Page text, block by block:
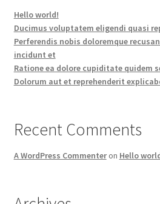
Hello world!
Ducimus voluptatem eligendi quasi
Perferendis nobis doloremque
incidunt et
Ratione ea dolore cupiditate quidem
Dolorum aut et reprehenderit
Recent Comments
A WordPress Commenteron Hello